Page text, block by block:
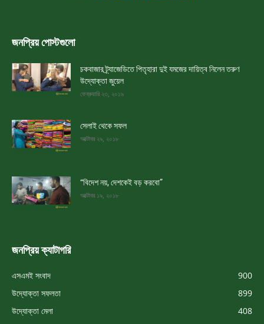
জনপ্রিয় পোস্টগুলো
চকবাজার ট্র্যাজেডিতে পিতৃহারা দুই যমজের দায়িত্ব নিলেন তরুণ
উদ্যোক্তা জুয়েল
ফেব্রুয়ারি ২৩, ২০১৯
সেলাই থেকে সফল
অক্টোবর ২৯, ২০১৮
“বিদেশ নয়, দেশকেই বড় করবো”
অক্টোবর ১৯, ২০১৮
জনপ্রিয় ক্যাটাগরি
এসএমই সংবাদ
900
উদ্যোক্তা সফলতা
899
উদ্যোক্তা মেলা
408